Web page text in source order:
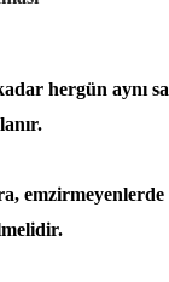
hergün aynı